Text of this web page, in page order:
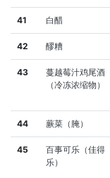
41 白醋
42 醪糟
43
蔓越莓汁鸡尾酒
（冷冻浓缩物）
44 蕨菜（腌）
45
百事可乐（佳得
乐）